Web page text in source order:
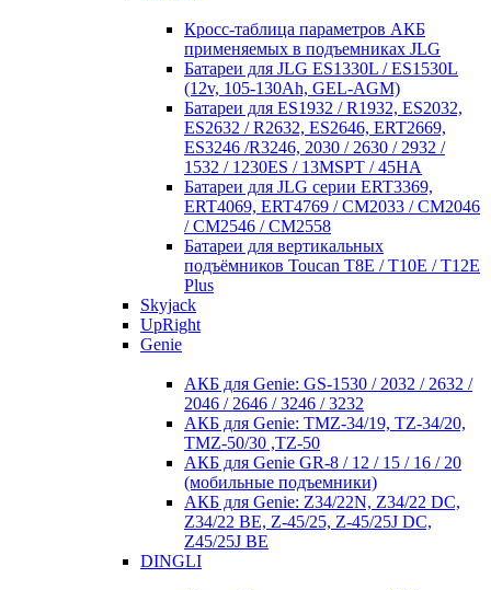
Кросc-таблица параметров АКБ
применяемых в подъемниках JLG
Батареи для JLG ES1330L / ES1530L
(12v, 105-130Ah, GEL-AGM)
Батареи для ES1932 / R1932, ES2032,
ES2632 / R2632, ES2646, ERT2669,
ES3246 /R3246, 2030 / 2630 / 2932 /
1532 / 1230ES / 13MSPT / 45HA
Батареи для JLG серии ERT3369,
ERT4069, ERT4769 / CM2033 / CM2046
/ CM2546 / CM2558
Батареи для вертикальных
подъёмников Toucan T8E / T10E / T12E
Plus
Skyjack
UpRight
Genie
АКБ для Genie: GS-1530 / 2032 / 2632 /
2046 / 2646 / 3246 / 3232
АКБ для Genie: TMZ-34/19, TZ-34/20,
TMZ-50/30 ,TZ-50
АКБ для Genie GR-8 / 12 / 15 / 16 / 20
(мобильные подъемники)
АКБ для Genie: Z34/22N, Z34/22 DC,
Z34/22 BE, Z-45/25, Z-45/25J DC,
Z45/25J BE
DINGLI